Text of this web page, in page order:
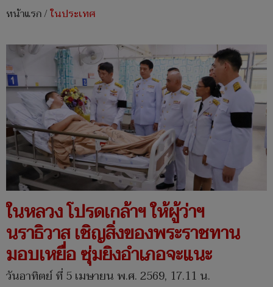
หน้าแรก/ในประเทศ
ในหลวง โปรดเกล้าฯ ให้ผู้ว่าฯ
นราธิวาส เชิญสิ่งของพระราชทาน
มอบเหยื่อ ซุ่มยิงอำเภอจะแนะ
วันอาทิตย์ ที่ 5 เมษายน พ.ศ. 2569, 17.11 น.